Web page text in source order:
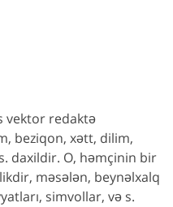
vektor redaktə
beziqon, xətt, dilim,
daxildir. O, həmçinin bir
məsələn, beynəlxalq
simvollar, və s.